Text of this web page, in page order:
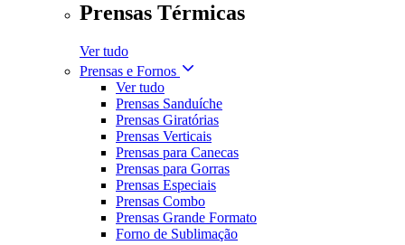
Prensas Térmicas
Ver tudo
Prensas e Fornos
Ver tudo
Prensas Sanduíche
Prensas Giratórias
Prensas Verticais
Prensas para Canecas
Prensas para Gorras
Prensas Especiais
Prensas Combo
Prensas Grande Formato
Forno de Sublimação